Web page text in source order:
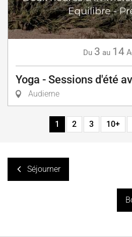
Du 3 au 14
Yoga - Sessions d'été
Audierne
1 2 3 10+
Séjourner